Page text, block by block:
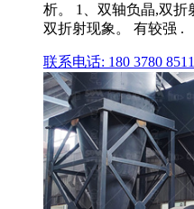
析。 1、双轴负晶,双折
双折射现象。 有较强 .
联系电话: 180 3780 8511